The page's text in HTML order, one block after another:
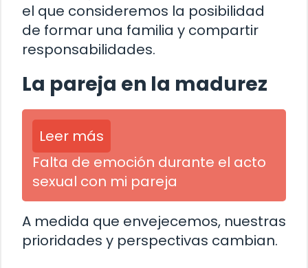
el que consideremos la posibilidad
de formar una familia y compartir
responsabilidades.
La pareja en la madurez
Leer más
Falta de emoción durante el acto
sexual con mi pareja
A medida que envejecemos, nuestras
prioridades y perspectivas cambian.